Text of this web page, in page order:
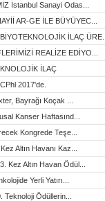
İstanbul Sanayi Odas...
AR-GE İLE BÜYÜYEC...
İLAÇ ÜRE...
REALİZE EDİYO...
İLAÇ
2017'de.
Bayrağı Koçak ...
Kanser Haftasınd...
Kongrede Teşe...
Altın Havanı Kaz...
Kez Altın Havan Ödül...
Yerli Yatırı...
Ödüllerin...